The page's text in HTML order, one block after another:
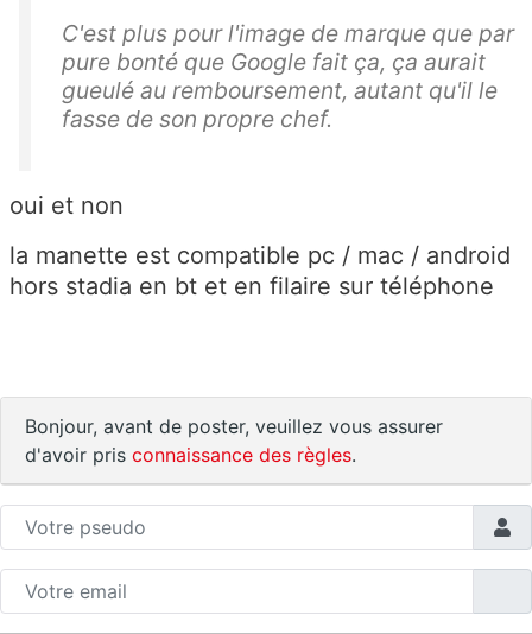
C'est plus pour l'image de marque que par
pure bonté que Google fait ça, ça aurait
gueulé au remboursement, autant qu'il le
fasse de son propre chef.
oui et non
la manette est compatible pc / mac / android
hors stadia en bt et en filaire sur téléphone
Bonjour, avant de poster, veuillez vous assurer
d'avoir pris connaissance des règles.